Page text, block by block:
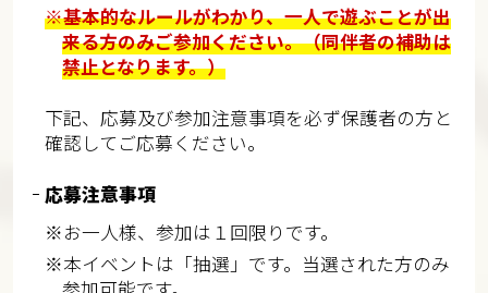
※基本的なルールがわかり、一人で遊ぶことが出
来る方のみご参加ください。（同伴者の補助は
禁止となります。）
下記、応募及び参加注意事項を必ず保護者の方と
確認してご応募ください。
応募注意事項
※お一人様、参加は１回限りです。
※本イベントは「抽選」です。当選された方のみ